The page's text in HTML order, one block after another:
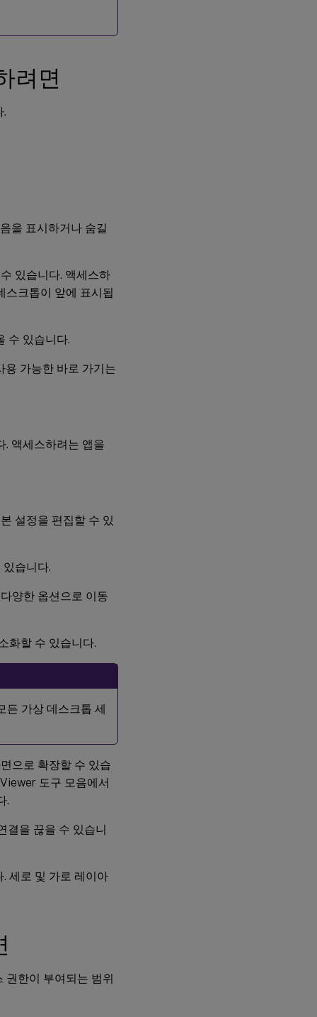
려면
.
을 표시하거나 숨길
있습니다. 액세스하
스크톱이 앞에 표시됩
수 있습니다.
용 가능한 바로 가기는
. 액세스하려는 앱을
설정을 편집할 수 있
습니다.
양한 옵션으로 이동
화할 수 있습니다.
든 가상 데스크톱 세
으로 확장할 수 있습
도구 모음에서
.
결을 끊을 수 있습니
세로 및 가로 레이아
권한이 부여되는 범위